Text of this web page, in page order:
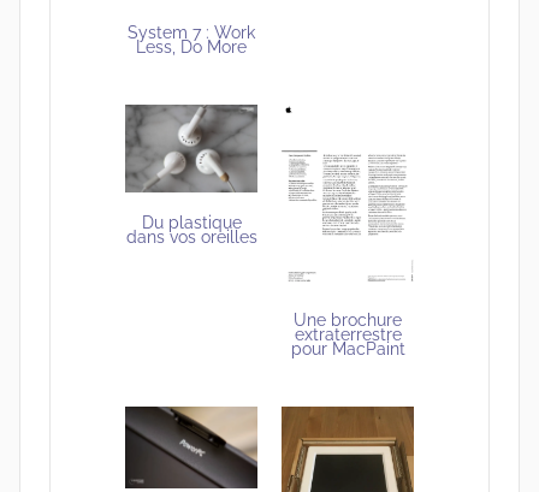
System 7 : Work
Less, Do More
Du plastique
dans vos oreilles
Une brochure
extraterrestre
pour MacPaint